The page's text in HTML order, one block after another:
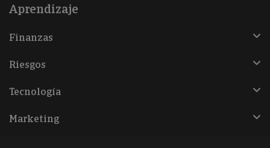
Aprendizaje
Finanzas
Riesgos
Tecnología
Marketing